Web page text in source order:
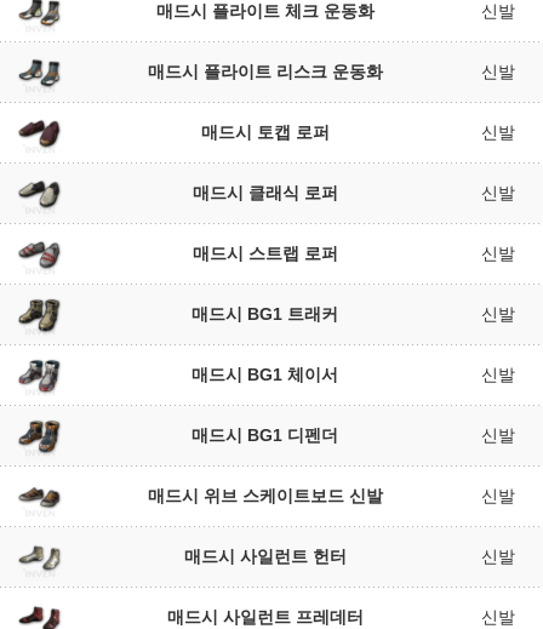
매드시 플라이트 체크 운동화 신발
매드시 플라이트 리스크 운동화 신발
매드시 토캡 로퍼 신발
매드시 클래식 로퍼 신발
매드시 스트랩 로퍼 신발
매드시 BG1 트래커 신발
매드시 BG1 체이서 신발
매드시 BG1 디펜더 신발
매드시 위브 스케이트보드 신발 신발
매드시 사일런트 헌터 신발
매드시 사일런트 프레데터 신발